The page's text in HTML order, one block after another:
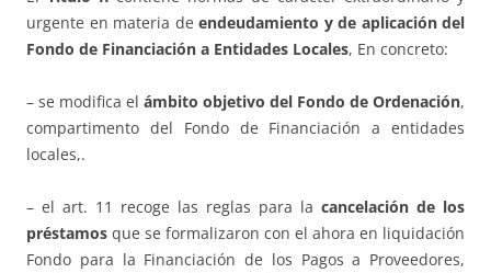
urgente en materia de endeudamiento y de aplicación del
Fondo de Financiación a Entidades Locales, En concreto:
– se modifica el ámbito objetivo del Fondo de Ordenación,
compartimento del Fondo de Financiación a entidades
locales,.
– el art. 11 recoge las reglas para la cancelación de los
préstamos que se formalizaron con el ahora en liquidación
Fondo para la Financiación de los Pagos a Proveedores,